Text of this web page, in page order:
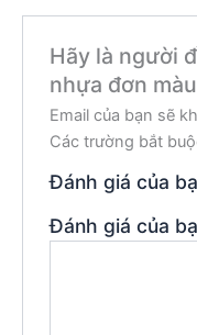
Hãy là người
nhựa đơn
Email của bạn sẽ
Các trường bắt
Đánh giá của
Đánh giá của